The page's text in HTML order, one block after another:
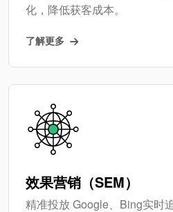
化，降低获客成本。
了解更多
效果营销（SEM）
精准投放 Google、Bing实时